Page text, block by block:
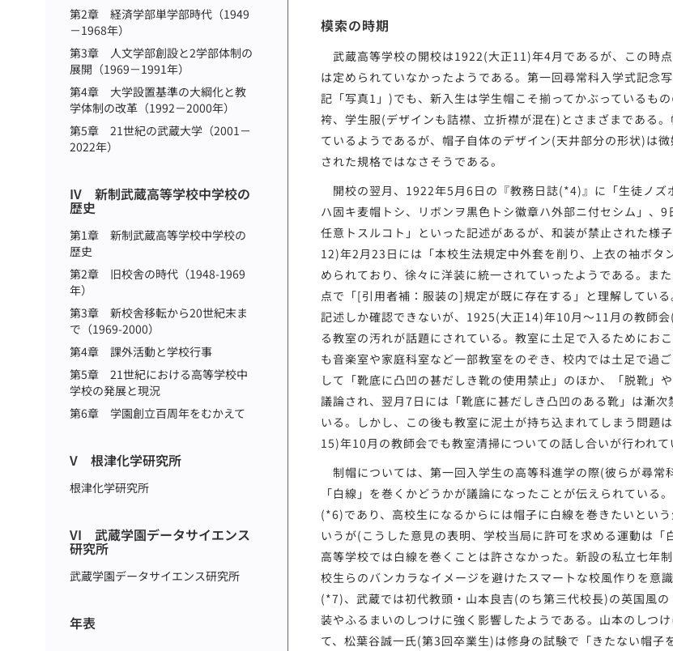
第2章 経済学部単学部時代（1949
－1968年）
第3章 人文学部創設と2学部体制の
展開（1969－1991年）
第4章 大学設置基準の大綱化と教
学体制の改革（1992－2000年）
第5章 21世紀の武蔵大学（2001－
2022年）
IV 新制武蔵高等学校中学校の
歴史
第1章 新制武蔵高等学校中学校の
歴史
第2章 旧校舎の時代（1948-1969
年）
第3章 新校舎移転から20世紀末ま
で（1969-2000）
第4章 課外活動と学校行事
第5章 21世紀における高等学校中
学校の発展と現況
第6章 学園創立百周年をむかえて
V 根津化学研究所
根津化学研究所
VI 武蔵学園データサイエンス
研究所
武蔵学園データサイエンス研究所
年表
模索の時期
武蔵高等学校の開校は1922(大正11)年4月であるが、この時
は定められていなかったようである。第一回尋常科入学式記念
記「写真1」)でも、新入生は学生帽こそ揃ってかぶっているも
袴、学生服(デザインも詰襟、立折襟が混在)とさまざまである
ているようであるが、帽子自体のデザイン(天井部分の形状)は
された規格ではなさそうである。
開校の翌月、1922年5月6日の『教務日誌(*4)』に「生徒ノズ
ハ固キ麦帽トシ、リボンヲ黒色トシ徽章ハ外部ニ付セシム」、9
任意トスルコト」といった記述があるが、和装が禁止された様
12)年2月23日には「本校生法規定中外套を削り、上衣の袖ボタ
められており、徐々に洋装に統一されていったようである。ま
点で「[引用者補：服装の]規定が既に存在する」と理解してい
記述しか確認できないが、1925(大正14)年10月～11月の教師
る教室の汚れが話題にされている。教室に土足で入るためにお
も音楽室や家庭科室など一部教室をのぞき、校内では土足で過
して「靴底に凸凹の甚だしき靴の使用禁止」のほか、「脱靴」
議論され、翌月7日には「靴底に甚だしき凸凹のある靴」は漸
いる。しかし、この後も教室に泥土が持ち込まれてしまう問題
15)年10月の教師会でも教室清掃についての話し合いが行われて
制帽については、第一回入学生の高等科進学の際(彼らが尋常
「白線」を巻くかどうかが議論になったことが伝えられている
(*6)であり、高校生になるからには帽子に白線を巻きたいとい
いうが(こうした意見の表明、学校当局に許可を求める運動は「
高等学校では白線を巻くことは許さなかった。新設の私立七年
校生らのバンカラなイメージを避けたスマートな校風作りを意
(*7)、武蔵では初代教頭・山本良吉(のち第三代校長)の英国風
装やふるまいのしつけに強く影響したようである。山本のしつ
て、松葉谷誠一氏(第3回卒業生)は修身の試験で「きたない帽子